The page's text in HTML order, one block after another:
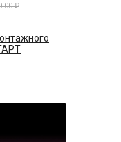
₽